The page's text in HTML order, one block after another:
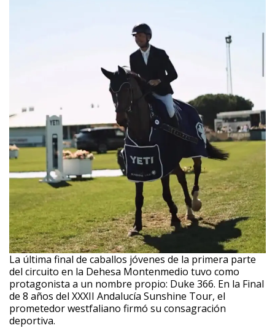
La última final de caballos jóvenes de la primera parte
del circuito en la Dehesa Montenmedio tuvo como
protagonista a un nombre propio: Duke 366. En la Final
de 8 años del XXXII Andalucía Sunshine Tour, el
prometedor westfaliano firmó su consagración
deportiva.